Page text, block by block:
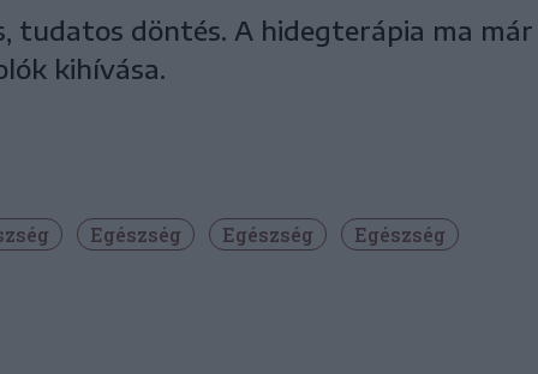
tudatos döntés. A hidegterápia ma már
kihívása.
Egészség Egészség Egészség